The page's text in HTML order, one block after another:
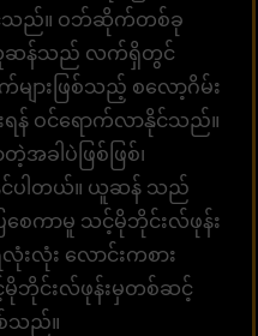
သည်။ ဝဘ်ဆိုက်တစ်ခု
ယူဆန်သည် လက်ရှိတွင်
ျားဖြစ်သည့် စလော့ဂိမ်း
ရန် ဝင်ရောက်လာနိုင်သည်။
ခါပဲဖြစ်ဖြစ်၊
နိုင်ပါတယ်။ ယူဆန် သည်
ေကာမူ သင့်မိုဘိုင်းလ်ဖုန်း
းလုံး လောင်းကစား
မိုဘိုင်းလ်ဖုန်းမှတစ်ဆင့်
သည်။